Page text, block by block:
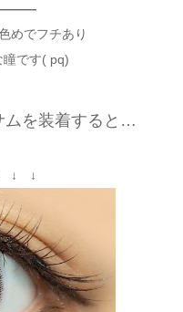
めでフチあり
瞳です( pq)
ムを装着すると…
↓ ↓